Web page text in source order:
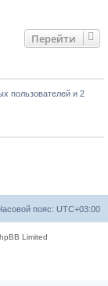
Перейти
пользователей и 2
пояс: UTC+03:00
Limited